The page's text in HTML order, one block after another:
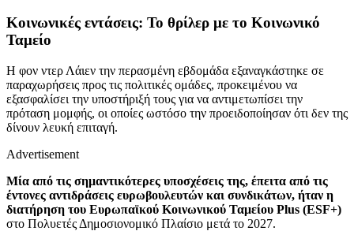
Κοινωνικές εντάσεις: Το θρίλερ με το Κοινωνικό
Ταμείο
Η φον ντερ Λάιεν την περασμένη εβδομάδα εξαναγκάστηκε σε
παραχωρήσεις προς τις πολιτικές ομάδες, προκειμένου να
εξασφαλίσει την υποστήριξή τους για να αντιμετωπίσει την
πρόταση μομφής, οι οποίες ωστόσο την προειδοποίησαν ότι δεν της
δίνουν λευκή επιταγή.
Advertisement
Μία από τις σημαντικότερες υποσχέσεις της, έπειτα από τις
έντονες αντιδράσεις ευρωβουλευτών και συνδικάτων, ήταν η
διατήρηση του Ευρωπαϊκού Κοινωνικού Ταμείου Plus (ESF+)
στο Πολυετές Δημοσιονομικό Πλαίσιο μετά το 2027.